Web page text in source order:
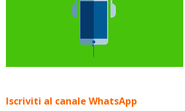
Iscriviti al canale WhatsApp